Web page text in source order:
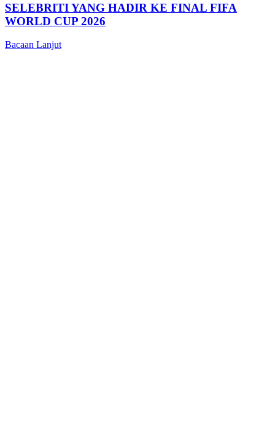
SELEBRITI YANG HADIR KE FINAL FIFA
WORLD CUP 2026
Bacaan Lanjut